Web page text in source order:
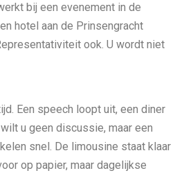
bij een evenement in de
hotel aan de Prinsengracht
ook. U wordt niet
Een speech loopt uit, een diner
u geen discussie, maar een
snel. De limousine staat klaar
op papier, maar dagelijkse